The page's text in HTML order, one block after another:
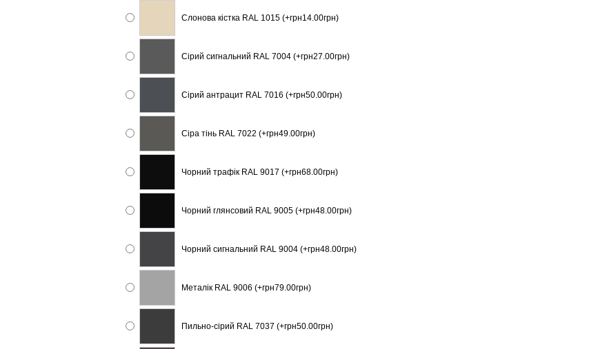
Слонова кістка RAL 1015 (+грн14.00грн)
Сірий сигнальний RAL 7004 (+грн27.00грн)
Сірий антрацит RAL 7016 (+грн50.00грн)
Сіра тінь RAL 7022 (+грн49.00грн)
Чорний трафік RAL 9017 (+грн68.00грн)
Чорний глянсовий RAL 9005 (+грн48.00грн)
Чорний сигнальний RAL 9004 (+грн48.00грн)
Металік RAL 9006 (+грн79.00грн)
Пильно-сірий RAL 7037 (+грн50.00грн)